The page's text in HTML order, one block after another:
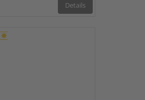
Details